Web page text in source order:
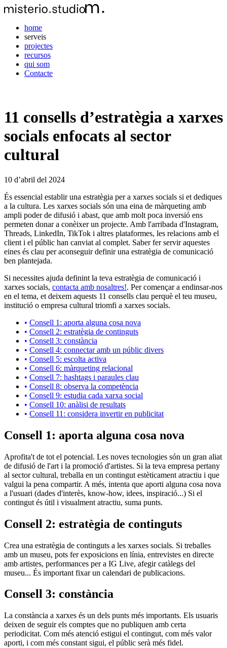
home
serveis
projectes
recursos
qui som
Contacte
11 consells d’estratègia a xarxes
socials enfocats al sector
cultural
10 d’abril del 2024
És essencial establir una estratègia per a xarxes socials si et dediques
a la cultura. Les xarxes socials són una eina de màrqueting amb
ampli poder de difusió i abast, que amb molt poca inversió ens
permeten donar a conèixer un projecte. Amb l'arribada d'Instagram,
Threads, LinkedIn, TikTok i altres plataformes, les relacions amb el
client i el públic han canviat al complet. Saber fer servir aquestes
eines és clau per aconseguir definir una estratègia de comunicació
ben plantejada.
Si necessites ajuda definint la teva estratègia de comunicació i
xarxes socials, contacta amb nosaltres!. Per començar a endinsar-nos
en el tema, et deixem aquests 11 consells clau perquè el teu museu,
institució o empresa cultural triomfi a xarxes socials.
Consell 1: aporta alguna cosa nova
Consell 2: estratègia de continguts
Consell 3: constància
Consell 4: connectar amb un públic divers
Consell 5: escolta activa
Consell 6: màrqueting relacional
Consell 7: hashtags i paraules clau
Consell 8: observa la competència
Consell 9: estudia cada xarxa social
Consell 10: anàlisi de resultats
Consell 11: considera invertir en publicitat
Consell 1: aporta alguna cosa nova
Aprofita't de tot el potencial. Les noves tecnologies són un gran aliat
de difusió de l'art i la promoció d'artistes. Si la teva empresa pertany
al sector cultural, treballa en un contingut estèticament atractiu i que
valgui la pena compartir. A més, intenta que aporti alguna cosa nova
a l'usuari (dades d'interès, know-how, idees, inspiració...) Si el
contingut és útil i visualment atractiu, suma punts.
Consell 2: estratègia de continguts
Crea una estratègia de continguts a les xarxes socials. Si treballes
amb un museu, pots fer exposicions en línia, entrevistes en directe
amb artistes, performances per a IG Live, afegir catàlegs del
museu... És important fixar un calendari de publicacions.
Consell 3: constància
La constància a xarxes és un dels punts més importants. Els usuaris
deixen de seguir els comptes que no publiquen amb certa
periodicitat. Com més atenció estigui el contingut, com més valor
aporti, i com més constant sigui, el públic serà més fidel.